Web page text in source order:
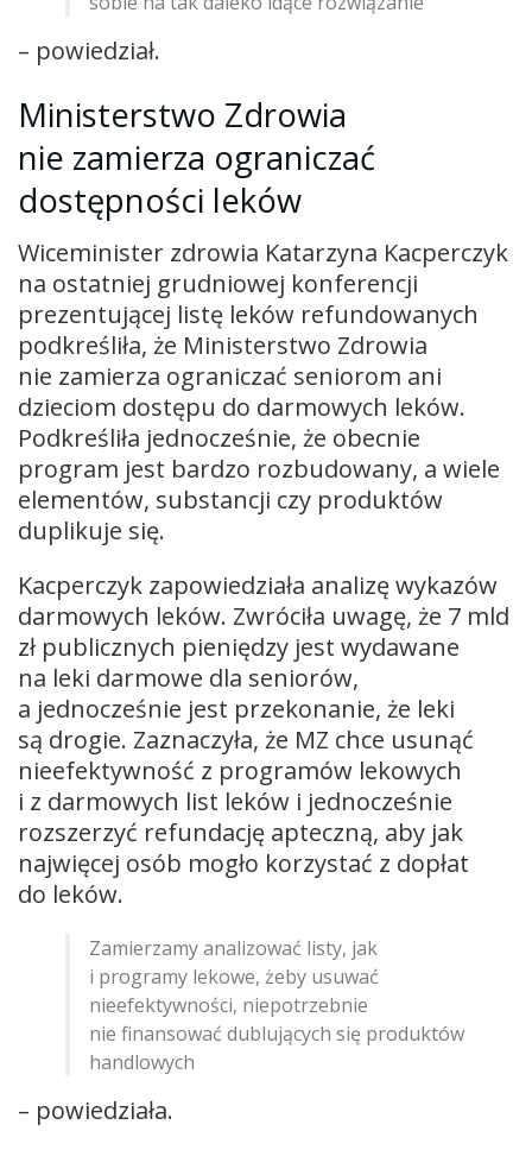
– powiedział.
Ministerstwo Zdrowia
nie zamierza ograniczać
dostępności leków
Wiceminister zdrowia Katarzyna Kacperczyk
na ostatniej grudniowej konferencji
prezentującej listę leków refundowanych
podkreśliła, że Ministerstwo Zdrowia
nie zamierza ograniczać seniorom ani
dzieciom dostępu do darmowych leków.
Podkreśliła jednocześnie, że obecnie
program jest bardzo rozbudowany, a wiele
elementów, substancji czy produktów
duplikuje się.
Kacperczyk zapowiedziała analizę wykazów
darmowych leków. Zwróciła uwagę, że 7 mld
zł publicznych pieniędzy jest wydawane
na leki darmowe dla seniorów,
a jednocześnie jest przekonanie, że leki
są drogie. Zaznaczyła, że MZ chce usunąć
nieefektywność z programów lekowych
i z darmowych list leków i jednocześnie
rozszerzyć refundację apteczną, aby jak
najwięcej osób mogło korzystać z dopłat
do leków.
Zamierzamy analizować listy, jak
i programy lekowe, żeby usuwać
nieefektywności, niepotrzebnie
nie finansować dublujących się produktów
handlowych
– powiedziała.